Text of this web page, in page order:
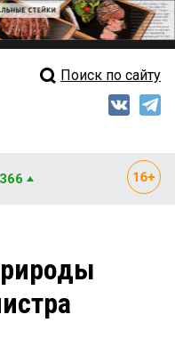
Свежий выпуск
Рейтинги
Блоги
Поиск по сайту